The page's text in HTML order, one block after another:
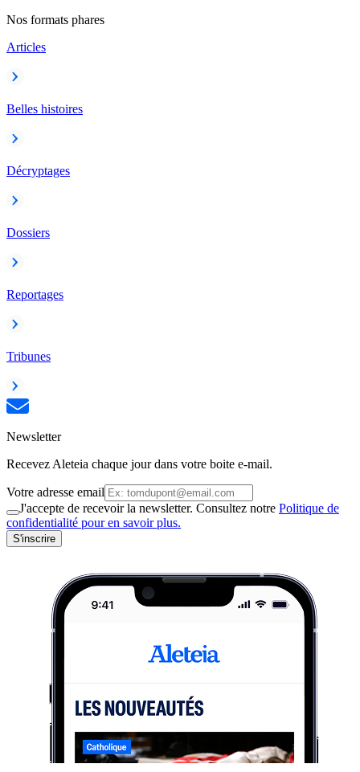
Nos formats phares
Articles
Belles histoires
Décryptages
Dossiers
Reportages
Tribunes
Newsletter
Recevez Aleteia chaque jour dans votre boite e-mail.
Votre adresse email
J'accepte de recevoir la newsletter. Consultez notre Politique de
confidentialité pour en savoir plus.
S'inscrire